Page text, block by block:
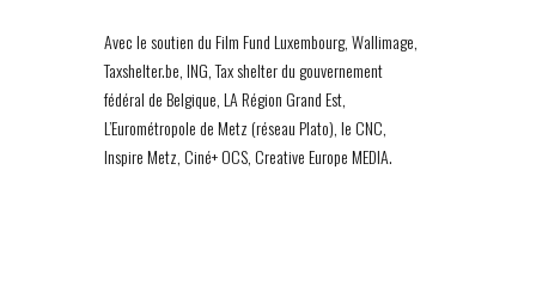
Avec le soutien du Film Fund Luxembourg, Wallimage,
Taxshelter.be, ING, Tax shelter du gouvernement
fédéral de Belgique, LA Région Grand Est,
L’Eurométropole de Metz (réseau Plato), le CNC,
Inspire Metz, Ciné+ OCS, Creative Europe MEDIA.